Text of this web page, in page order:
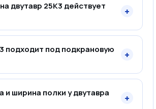
двутавр 25К3 действует
+
подходит под подкрановую
+
и ширина полки у двутавра
+